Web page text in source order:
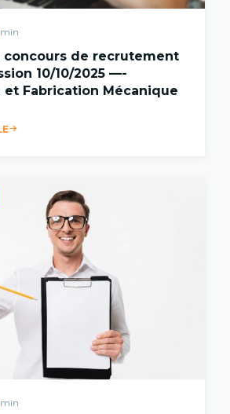
min
concours de recrutement
10/10/2025 —-
et Fabrication Mécanique
min